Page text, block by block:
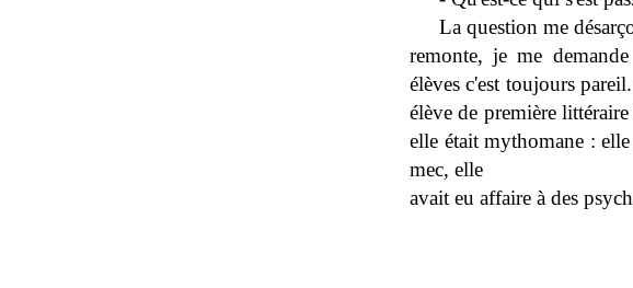
La question me
remonte, je me
élèves c'est toujours
élève de première
elle était mythomane :
mec, elle
avait eu affaire à des